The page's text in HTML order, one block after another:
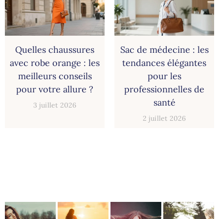
Quelles chaussures
avec robe orange : les
meilleurs conseils
pour votre allure ?
3 juillet 2026
Sac de médecine : les
tendances élégantes
pour les
professionnelles de
santé
2 juillet 2026